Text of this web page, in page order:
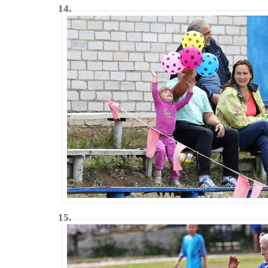
14.
15.